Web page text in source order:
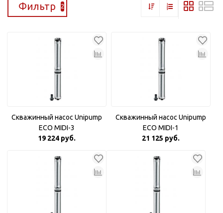
Фильтр 2
Скважинный насос Unipump
ECO MIDI-3
19 224 руб.
Скважинный насос Unipump
ECO MIDI-1
21 125 руб.